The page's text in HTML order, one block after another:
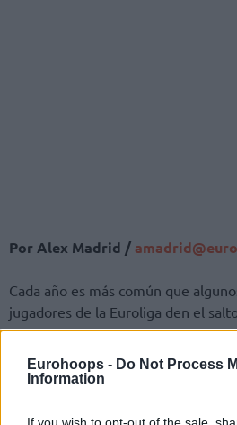
Eurohoops - Do Not Process
Information
If you wish to opt-out of the sale,
Por Alex Madrid /
Cada año es más común que
jugadores de la Euroliga den el
plena temporada. Sin embargo,
atractivo y el glamour de la mejor
también muchos los jugadores que